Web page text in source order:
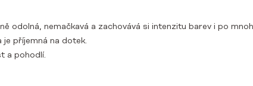
odolná, nemačkavá a zachovává si intenzitu barev i po
je příjemná na dotek.
a pohodlí.